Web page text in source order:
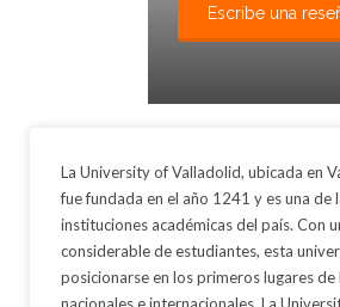
Escribe una
La University of Valladolid, ubicada en
fue fundada en el año 1241 y es una de
instituciones académicas del país. Con
considerable de estudiantes, esta
posicionarse en los primeros lugares de
nacionales e internacionales. La